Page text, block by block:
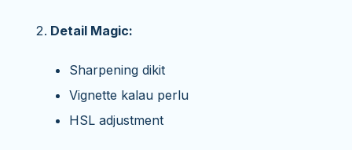
Detail Magic:
Sharpening dikit
Vignette kalau perlu
HSL adjustment